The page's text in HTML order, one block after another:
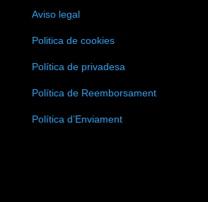
Aviso legal
Politica de cookies
Política de privadesa
Política de Reemborsament
Política d’Enviament